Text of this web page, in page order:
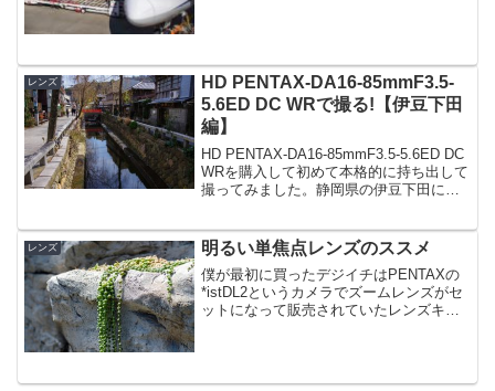
レンズ
HD PENTAX-DA16-85mmF3.5-
5.6ED DC WRで撮る!【伊豆下田
編】
HD PENTAX-DA16-85mmF3.5-5.6ED DC
WRを購入して初めて本格的に持ち出して
撮ってみました。静岡県の伊豆下田に２
ームレンズ１本...
レンズ 明るい単焦点レンズのススメ
僕が最初に買ったデジイチはPENTAXの
*istDL2というカメラでズームレンズがセ
ットになって販売されていたレンズキッ
距離が18-5...